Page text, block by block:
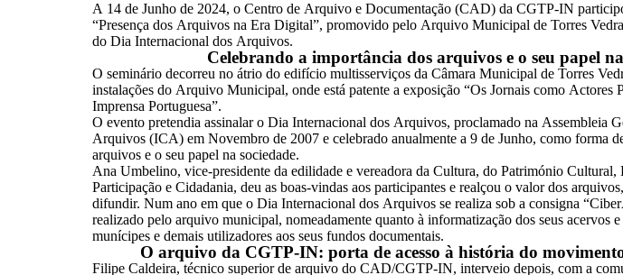
A 14 de Junho de 2024, o Centro de Arquivo e Documentação (CAD) da CGTP-IN
“Presença dos Arquivos na Era Digital”, promovido pelo Arquivo Municipal de Torres
do Dia Internacional dos Arquivos.
Celebrando a importância dos arquivos e o seu papel
O seminário decorreu no átrio do edifício multisserviços da Câmara Municipal de Torres
instalações do Arquivo Municipal, onde está patente a exposição “Os Jornais como Actores
Imprensa Portuguesa”.
O evento pretendia assinalar o Dia Internacional dos Arquivos, proclamado na Assembleia
Arquivos (ICA) em Novembro de 2007 e celebrado anualmente a 9 de Junho, como forma
arquivos e o seu papel na sociedade.
Ana Umbelino, vice-presidente da edilidade e vereadora da Cultura, do Património
Participação e Cidadania, deu as boas-vindas aos participantes e realçou o valor dos
difundir. Num ano em que o Dia Internacional dos Arquivos se realiza sob a consigna
realizado pelo arquivo municipal, nomeadamente quanto à informatização dos seus acervos
munícipes e demais utilizadores aos seus fundos documentais.
O arquivo da CGTP-IN: porta de acesso à história do
Filipe Caldeira, técnico superior de arquivo do CAD/CGTP-IN, interveio depois, com a